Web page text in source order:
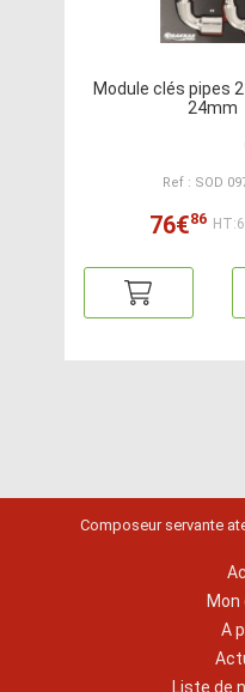
Module clés pipes
24mm
Ref : SOD
76€86
Composeur servante
A
Liste de